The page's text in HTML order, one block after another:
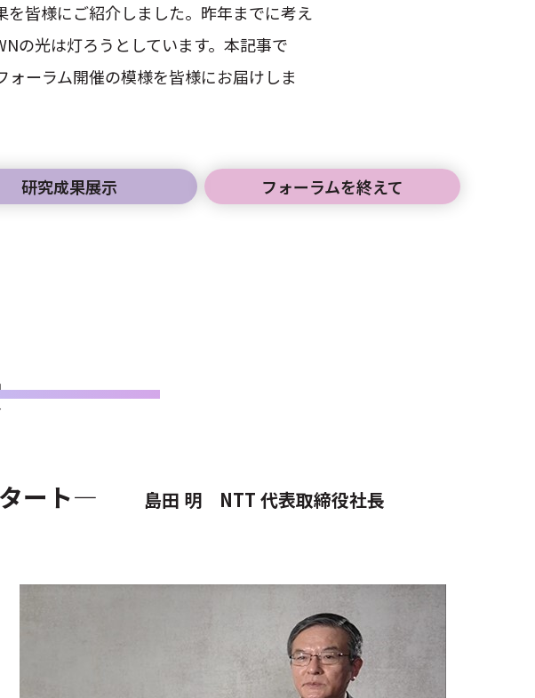
皆様にご紹介しました。昨年までに考え
の光は灯ろうとしています。本記事で
ーラム開催の模様を皆様にお届けしま
研究成果展示 フォーラムを終えて
ート― 島田 明 NTT 代表取締役社長